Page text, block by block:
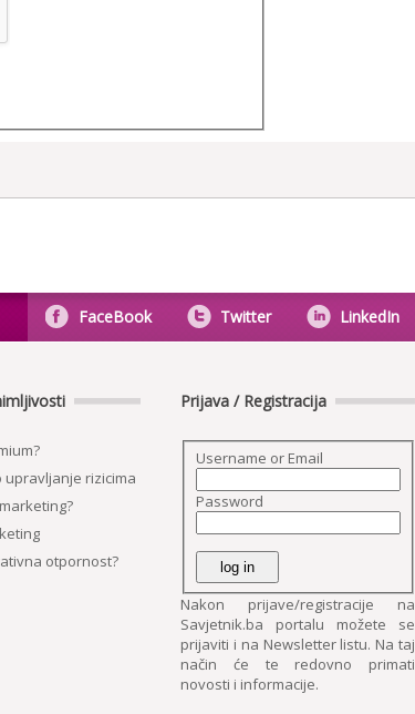
FaceBook Twitter LinkedIn
upravljanje rizicima
otpornost?
Prijava / Registracija
Username or Email
Password
Nakon prijave/registracije na
Savjetnik.ba portalu možete se
prijaviti i na Newsletter listu. Na taj
način će te redovno primati
novosti i informacije.